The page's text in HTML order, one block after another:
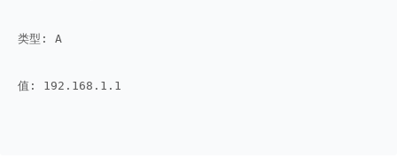
类型: A
值: 192.168.1.1